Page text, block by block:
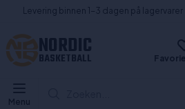
Levering binnen 1-3 dagen på lagervarer
NORDIC
BASKETBALL
Menu